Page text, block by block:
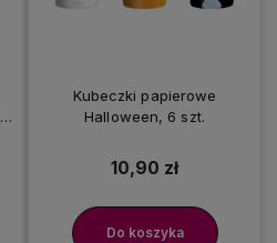
Kubeczki papierowe
Halloween, 6 szt.
10,90 zł
Do koszyka